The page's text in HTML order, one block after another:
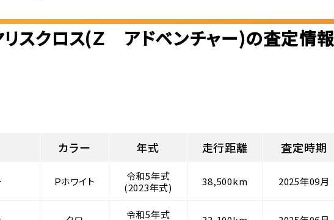
リスクロス(Ｚ アドベンチャー)の査定情報
カラー 年式 走行距離 査定時期
Ｐホワイト
令和5年式
(2023年式)
38,500km 2025年09月
令和5年式